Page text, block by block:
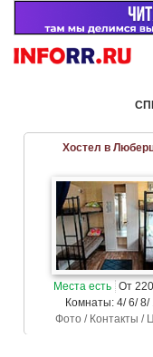
Хостел в
Места есть От
Комнаты: 4/ 6/ 8/
Фото / Контакты /